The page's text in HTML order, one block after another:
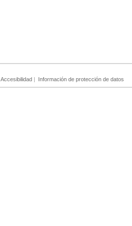
Accesibilidad | Información de protección de datos